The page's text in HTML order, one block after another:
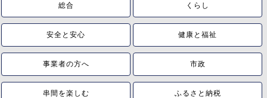
総合 くらし
安全と安心 健康と福祉
事業者の方へ 市政
串間を楽しむ ふるさと納税